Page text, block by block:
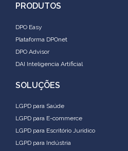
PRODUTOS
DPO Easy
Plataforma DPOnet
DPO Advisor
DAI Inteligencia Artificial
SOLUÇÕES
LGPD para Saúde
LGPD para E-commerce
LGPD para Escritório Jurídico
LGPD para Indústria